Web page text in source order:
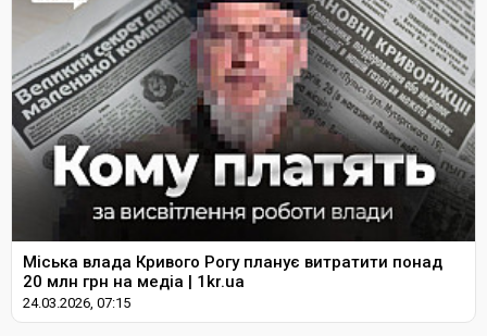
Міська влада Кривого Рогу планує витратити понад
20 млн грн на медіа | 1kr.ua
24.03.2026, 07:15